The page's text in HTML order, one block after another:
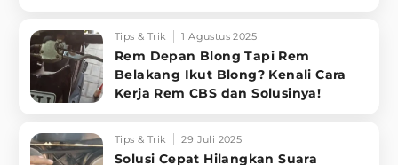
Tips & Trik 1 Agustus 2025
Rem Depan Blong Tapi Rem
Belakang Ikut Blong? Kenali Cara
Kerja Rem CBS dan Solusinya!
Tips & Trik 29 Juli 2025
Solusi Cepat Hilangkan Suara